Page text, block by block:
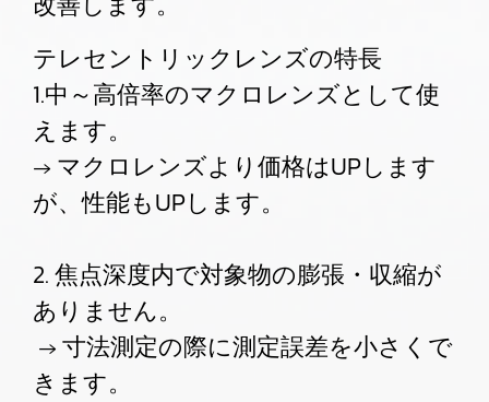
テレセントリックレンズの特長
1.中～高倍率のマクロレンズとして使
えます。
→ マクロレンズより価格はUPします
が、性能もUPします。
2. 焦点深度内で対象物の膨張・収縮が
ありません。
→ 寸法測定の際に測定誤差を小さくで
きます。